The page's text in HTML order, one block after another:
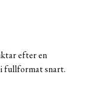
efter en
i fullformat snart.